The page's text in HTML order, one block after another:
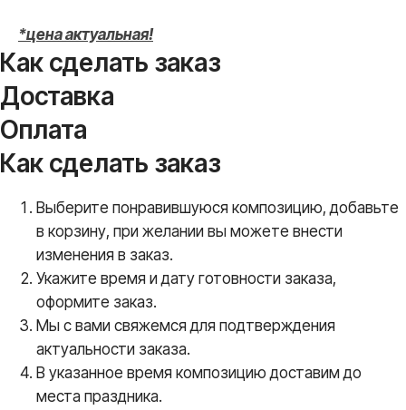
*цена актуальная!
Как сделать заказ
Доставка
Оплата
Как сделать заказ
Выберите понравившуюся композицию, добавьте
в корзину, при желании вы можете внести
изменения в заказ.
Укажите время и дату готовности заказа,
оформите заказ.
Мы с вами свяжемся для подтверждения
актуальности заказа.
В указанное время композицию доставим до
места праздника.